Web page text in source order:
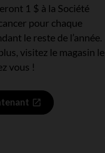
1 $ à la Société
pour chaque
le reste de l’année.
visitez le magasin le
vous !